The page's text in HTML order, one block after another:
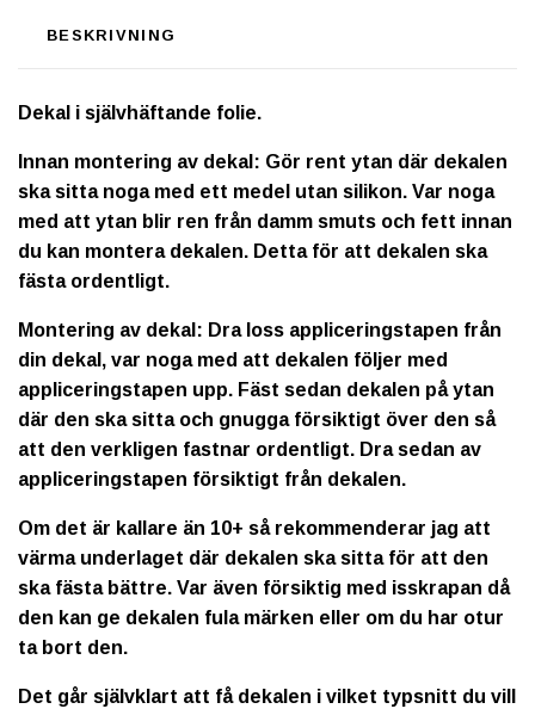
BESKRIVNING
Dekal i självhäftande folie.
Innan montering av dekal: Gör rent ytan där dekalen
ska sitta noga med ett medel utan silikon. Var noga
med att ytan blir ren från damm smuts och fett innan
du kan montera dekalen. Detta för att dekalen ska
fästa ordentligt.
Montering av dekal: Dra loss appliceringstapen från
din dekal, var noga med att dekalen följer med
appliceringstapen upp. Fäst sedan dekalen på ytan
där den ska sitta och gnugga försiktigt över den så
att den verkligen fastnar ordentligt. Dra sedan av
appliceringstapen försiktigt från dekalen.
Om det är kallare än 10+ så rekommenderar jag att
värma underlaget där dekalen ska sitta för att den
ska fästa bättre. Var även försiktig med isskrapan då
den kan ge dekalen fula märken eller om du har otur
ta bort den.
Det går självklart att få dekalen i vilket typsnitt du vill